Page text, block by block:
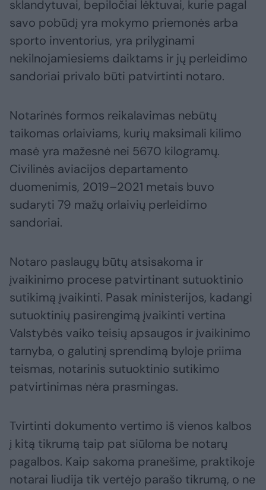
sklandytuvai, bepiločiai lėktuvai, kurie pagal
savo pobūdį yra mokymo priemonės arba
sporto inventorius, yra prilyginami
nekilnojamiesiems daiktams ir jų perleidimo
sandoriai privalo būti patvirtinti notaro.
Notarinės formos reikalavimas nebūtų
taikomas orlaiviams, kurių maksimali kilimo
masė yra mažesnė nei 5670 kilogramų.
Civilinės aviacijos departamento
duomenimis, 2019–2021 metais buvo
sudaryti 79 mažų orlaivių perleidimo
sandoriai.
Notaro paslaugų būtų atsisakoma ir
įvaikinimo procese patvirtinant sutuoktinio
sutikimą įvaikinti. Pasak ministerijos, kadangi
sutuoktinių pasirengimą įvaikinti vertina
Valstybės vaiko teisių apsaugos ir įvaikinimo
tarnyba, o galutinį sprendimą byloje priima
teismas, notarinis sutuoktinio sutikimo
patvirtinimas nėra prasmingas.
Tvirtinti dokumento vertimo iš vienos kalbos
į kitą tikrumą taip pat siūloma be notarų
pagalbos. Kaip sakoma pranešime, praktikoje
notarai liudija tik vertėjo parašo tikrumą, o ne